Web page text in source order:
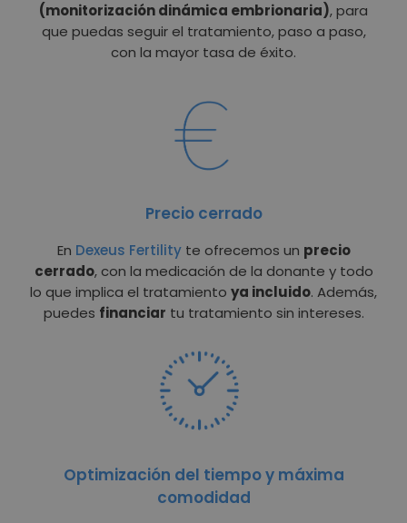
(monitorización dinámica embrionaria), para
que puedas seguir el tratamiento, paso a paso,
con la mayor tasa de éxito.
Precio cerrado
En Dexeus Fertilityte ofrecemos un precio
cerrado, con la medicación de la donante y todo
lo que implica el tratamiento ya incluido. Además,
puedes financiar tu tratamiento sin intereses.
Optimización del tiempo y máxima
comodidad